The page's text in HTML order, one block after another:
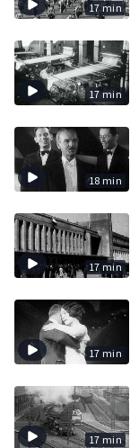
17 min
17 min
18 min
17 min
17 min
17 min